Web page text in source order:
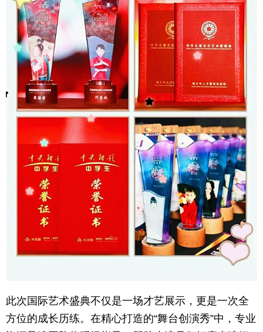
此次国际艺术盛典不仅是一场才艺展示，更是一次全
方位的成长历练。在精心打造的“舞台创演秀”中，专业